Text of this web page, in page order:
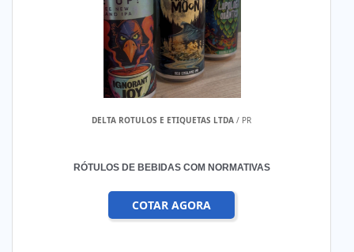
DELTA ROTULOS E ETIQUETAS LTDA / PR
RÓTULOS DE BEBIDAS COM NORMATIVAS
COTAR AGORA